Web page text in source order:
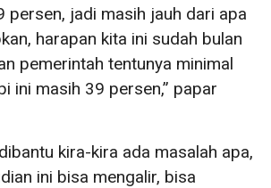
persen, jadi masih jauh dari apa
harapan kita ini sudah bulan
pemerintah tentunya minimal
ini masih 39 persen,” papar
kira-kira ada masalah apa,
ini bisa mengalir, bisa